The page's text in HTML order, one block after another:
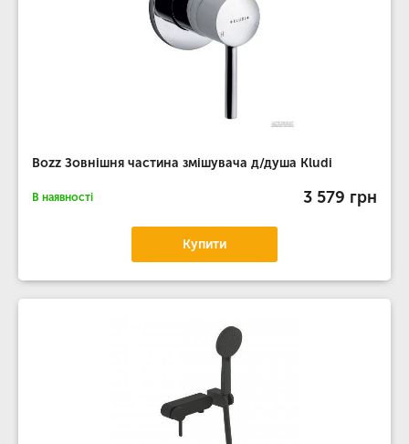
Bozz Зовнішня частина змішувача д/душа Kludi
В наявності 3 579 грн
Купити